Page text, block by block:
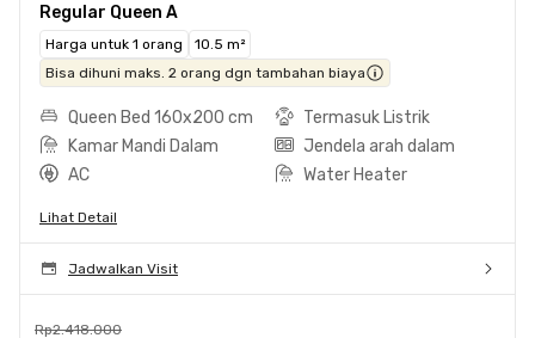
Regular Queen A
Harga untuk 1 orang
10.5 m²
Bisa dihuni maks. 2 orang dgn tambahan biaya
Queen Bed 160x200 cm
Termasuk Listrik
Kamar Mandi Dalam
Jendela arah dalam
AC
Water Heater
Lihat Detail
Jadwalkan Visit
Rp2.418.000